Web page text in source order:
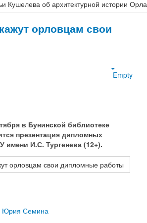
Кушелева об архитектурной истории Орла
орловцам свои
Empty
в Бунинской библиотеке
презентация дипломных
И.С. Тургенева (12+).
орловцам свои дипломные работы
Юрия Семина